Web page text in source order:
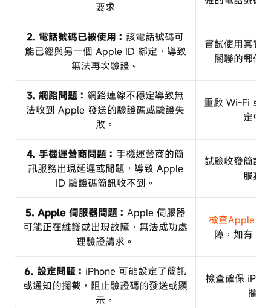
要求
2. 電話號碼已被使用： 該電話號碼可
能已經與另一個 Apple ID 綁定，導致
無法再次驗證。
嘗試使用其它
關聯的郵件
3. 網路問題： 網路連線不穩定導致無
法收到 Apple 發送的驗證碼或驗證失
敗。
重啟 Wi-Fi 或
定中
4. 手機運營商問題： 手機運營商的簡
訊服務出現延遲或問題，導致 Apple
ID 驗證碼簡訊收不到。
試驗收發簡訊
服務
5. Apple 伺服器問題： Apple 伺服器
可能正在維護或出現故障，無法成功處
理驗證請求。
檢查Apple 系
障，如有，
6. 設定問題： iPhone 可能設定了簡訊
或通知的攔截，阻止驗證碼的發送或顯
示。
檢查確保
攔截